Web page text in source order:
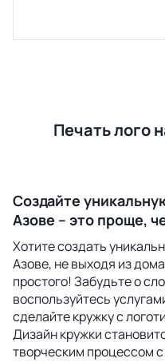
Печать лого
Создайте
Азове – это проще,
Хотите создать
Азове, не выходя из
простого! Забудьте о
воспользуйтесь
сделайте кружку с
Дизайн кружки
творческим процессом